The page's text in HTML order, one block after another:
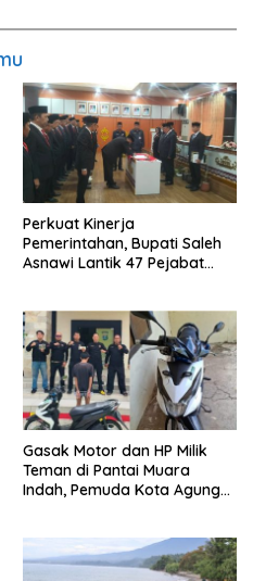
Perkuat Kinerja
Pemerintahan, Bupati Saleh
Asnawi Lantik 47 Pejabat
Gasak Motor dan HP Milik
Teman di Pantai Muara
Indah, Pemuda Kota Agung